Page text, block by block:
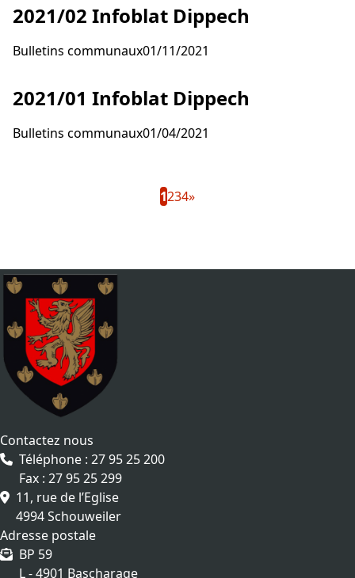
2021/02 Infoblat Dippech
Bulletins communaux01/11/2021
2021/01 Infoblat Dippech
Bulletins communaux01/04/2021
1234»
Contactez nous
Téléphone : 27 95 25 200
Fax : 27 95 25 299
11, rue de l’Eglise
4994 Schouweiler
Adresse postale
BP 59
L - 4901 Bascharage